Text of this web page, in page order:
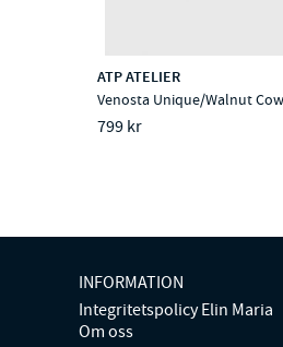
ATP ATELIER
Venosta Unique/Walnut
799 kr
INFORMATION
Integritetspolicy Elin Maria
Om oss